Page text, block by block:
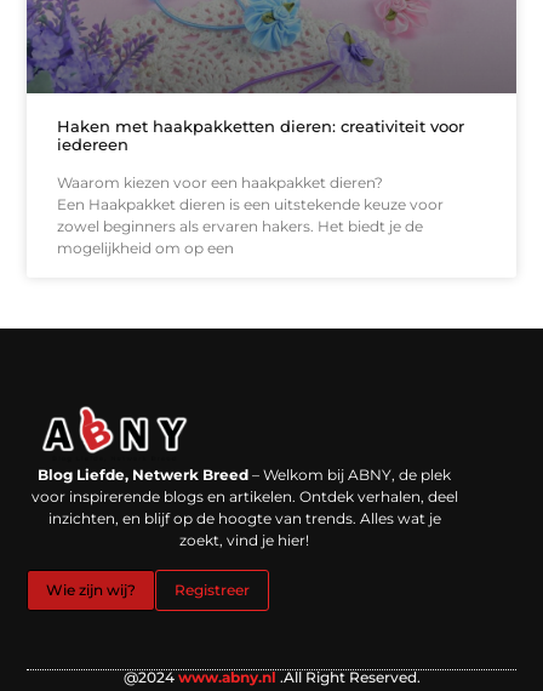
Haken met haakpakketten dieren: creativiteit voor
iedereen
Waarom kiezen voor een haakpakket dieren?
Een Haakpakket dieren is een uitstekende keuze voor
zowel beginners als ervaren hakers. Het biedt je de
mogelijkheid om op een
Blog Liefde, Netwerk Breed – Welkom bij ABNY, de plek
voor inspirerende blogs en artikelen. Ontdek verhalen, deel
inzichten, en blijf op de hoogte van trends. Alles wat je
zoekt, vind je hier!
Wie zijn wij? Registreer
@2024 www.abny.nl .All Right Reserved.